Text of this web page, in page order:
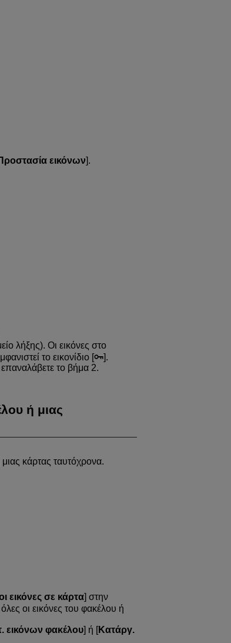
εικόνων].
λήξης). Οι εικόνες στο
το εικονίδιο [
].
επαναλάβετε το βήμα 2.
ή μιας
κάρτας ταυτόχρονα.
εικόνες σε κάρτα] στην
οι εικόνες του φακέλου ή
εικόνων φακέλου] ή [Κατάργ.